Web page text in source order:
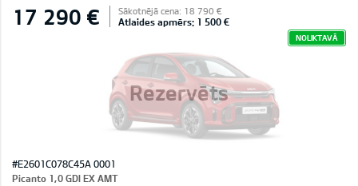
Rezervēts
17 290 € Sākotnējā cena: 18 790 €
Atlaides apmērs: 1 500 €
NOLIKTAVĀ
#E2601C078C45A 0001
Picanto 1,0 GDI EX AMT